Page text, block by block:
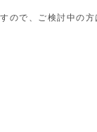
ので、ご検討中の方